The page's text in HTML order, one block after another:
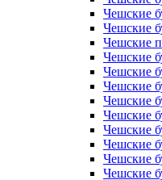
Чешские
Чешские
Чешские
Чешские
Чешские
Чешские
Чешские
Чешские
Чешские
Чешские
Чешские
Чешские